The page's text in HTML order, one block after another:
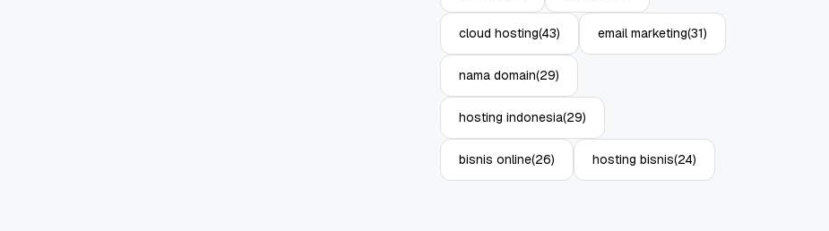
cloud hosting(43) email marketing(31)
nama domain(29)
hosting indonesia(29)
bisnis online(26) hosting bisnis(24)